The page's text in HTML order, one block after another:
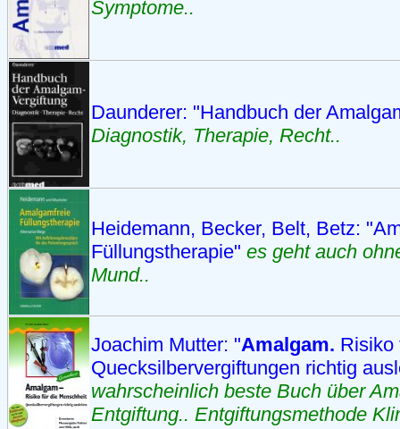
Symptome..
Daunderer: "Handbuch der
Diagnostik, Therapie, Recht..
Heidemann, Becker, Belt, Betz:
Füllungstherapie" es geht auch
Mund..
Joachim Mutter: "Amalgam. Risiko
Quecksilbervergiftungen richtig
wahrscheinlich beste Buch über
Entgiftung.. Entgiftungsmethode